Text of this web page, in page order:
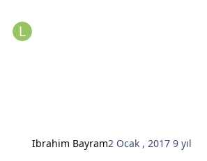
Ibrahim Bayram2 Ocak , 20179 yıl